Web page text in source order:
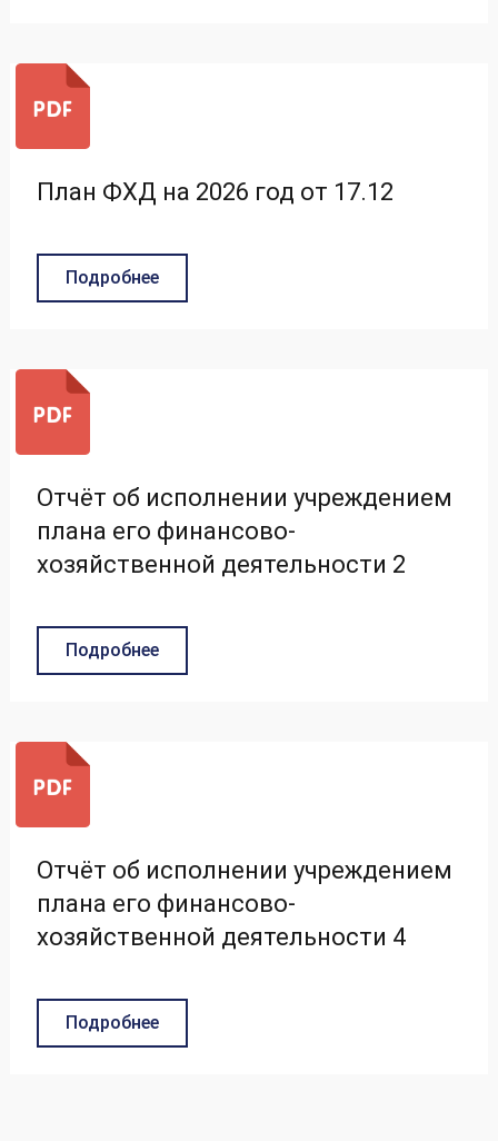
План ФХД на 2026 год от 17.12
Подробнее
Отчёт об исполнении учреждением
плана его финансово-
хозяйственной деятельности 2
Подробнее
Отчёт об исполнении учреждением
плана его финансово-
хозяйственной деятельности 4
Подробнее